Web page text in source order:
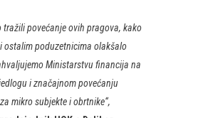
tražili povećanje ovih pragova, kako
ostalim poduzetnicima olakšalo
Ministarstvu financija na
i značajnom povećanju
mikro subjekte i obrtnike“,